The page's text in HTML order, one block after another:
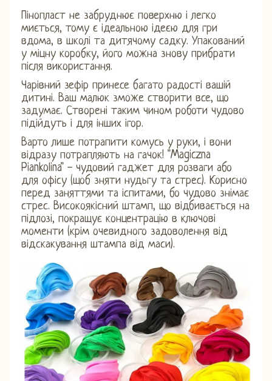
Пінопласт не забруднює поверхню і легко
миється, тому є ідеальною ідеєю для гри
вдома, в школі та дитячому садку. Упакований
у міцну коробку, його можна знову прибрати
після використання.
Чарівний зефір принесе багато радості вашій
дитині. Ваш малюк зможе створити все, що
задумає. Створені таким чином роботи чудово
підійдуть і для інших ігор.
Варто лише потрапити комусь у руки, і вони
відразу потрапляють на гачок! "Magiczna
Piankolina" - чудовий гаджет для розваги або
для офісу (щоб зняти нудьгу та стрес). Корисно
перед заняттями та іспитами, бо чудово знімає
стрес. Високоякісний штамп, що відбивається на
підлозі, покращує концентрацію в ключові
моменти (крім очевидного задоволення від
відскакування штампа від маси).